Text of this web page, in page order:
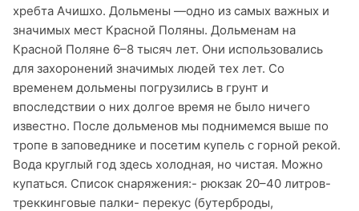
хребта Ачишхо. Дольмены —одно из самых важных и
значимых мест Красной Поляны. Дольменам на
Красной Поляне 6–8 тысяч лет. Они использовались
для захоронений значимых людей тех лет. Со
временем дольмены погрузились в грунт и
впоследствии о них долгое время не было ничего
известно. После дольменов мы поднимемся выше по
тропе в заповеднике и посетим купель с горной рекой.
Вода круглый год здесь холодная, но чистая. Можно
купаться. Список снаряжения:- рюкзак 20–40 литров-
треккинговые палки- перекус (бутерброды,